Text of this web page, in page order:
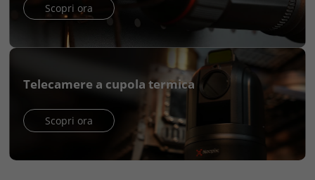
Scopri ora
Telecamere a cupola termica
Scopri ora